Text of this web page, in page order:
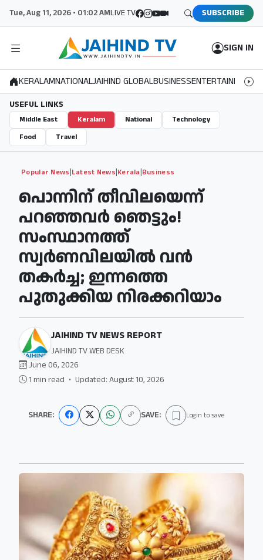
Tue, Aug 11, 2026 • 01:02 AMLIVE TV SUBSCRIBE
SIGN IN
KERALAMNATIONALJAIHIND GLOBALBUSINESSENTERTAINMENT
USEFUL LINKS
Middle East Keralam National
Technology
Food
Travel
Popular News|Latest News|Kerala|Business
പൊന്നിന് തീവിലയെന്ന്
പറഞ്ഞവർ ഞെട്ടും!
സംസ്ഥാനത്ത്
സ്വർണവിലയിൽ വൻ
തകർച്ച; ഇന്നത്തെ
പുതുക്കിയ നിരക്കറിയാം
JAIHIND TV NEWS REPORT
JAIHIND TV WEB DESK
June 06, 2026
1 min read • Updated: August 10, 2026
SHARE: SAVE: Login to save